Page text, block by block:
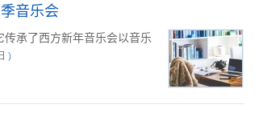
音乐会
承了西方新年音乐会以音乐
)